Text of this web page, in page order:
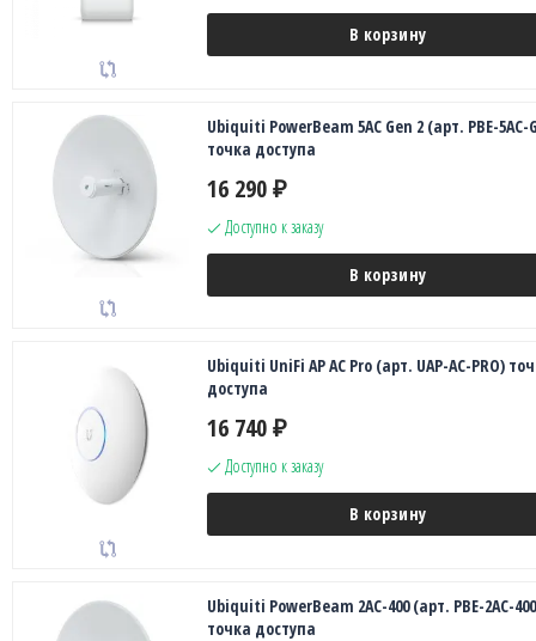
В корзину
Ubiquiti PowerBeam 5AC Gen 2 (арт. PBE-5AC-
точка доступа
16 290 ₽
Доступно к заказу
В корзину
Ubiquiti UniFi AP AC Pro (арт. UAP-AC-PRO)
доступа
16 740 ₽
Доступно к заказу
В корзину
Ubiquiti PowerBeam 2AC-400 (арт. PBE-2AC-
точка доступа